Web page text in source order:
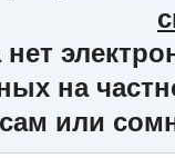
на
или